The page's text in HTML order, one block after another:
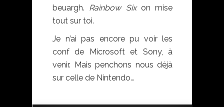
beuargh. Rainbow Sixon mise
tout sur toi.
Je n’ai pas encore pu voir les
conf de Microsoft et Sony, à
venir. Mais penchons nous déjà
sur celle de Nintendo…